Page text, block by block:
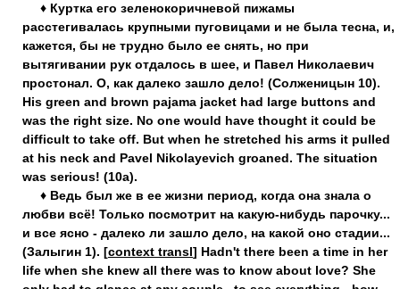
♦ Куртка его зеленокоричневой пижамы
расстегивалась крупными пуговицами и не была тесна, и,
кажется, бы не трудно было ее снять, но при
вытягивании рук отдалось в шее, и Павел Николаевич
простонал. О, как далеко зашло дело! (Солженицын 10).
His green and brown pajama jacket had large buttons and
was the right size. No one would have thought it could be
difficult to take off. But when he stretched his arms it pulled
at his neck and Pavel Nikolayevich groaned. The situation
was serious! (10a).
♦ Ведь был же в ее жизни период, когда она знала о
любви всё! Только посмотрит на какую-нибудь парочку...
и все ясно - далеко ли зашло дело, на какой оно стадии...
(Залыгин 1). [context transl] Hadn't there been a time in her
life when she knew all there was to know about love? She